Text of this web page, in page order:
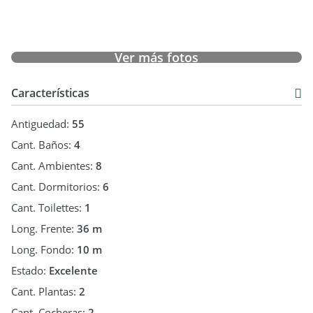
- Consultorios médicos
- Estudios de arquitectura e ingeniería
- Empresas de servicios profesionales
- Oficinas administrativas y corporativas
Restricciones de Uso
No se contempla el destino para:
- Centros de estética
- Academias o establecimientos de enseñanza
- Talleres artísticos
- Actividades recreativas o de capacitación masiva
- Usos con alta circulación permanente de público
Presupuesto
Ver más fotos
Características
Antiguedad: 55
Cant. Baños: 4
Cant. Ambientes: 8
Cant. Dormitorios: 6
Cant. Toilettes: 1
Long. Frente: 36 m
Long. Fondo: 10 m
Estado: Excelente
Cant. Plantas: 2